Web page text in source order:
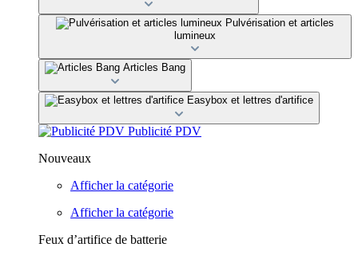
Pulvérisation et articles
lumineux
Articles Bang
Easybox et lettres d'artifice
Publicité PDV
Nouveaux
Afficher la catégorie
Afficher la catégorie
Feux d’artifice de batterie